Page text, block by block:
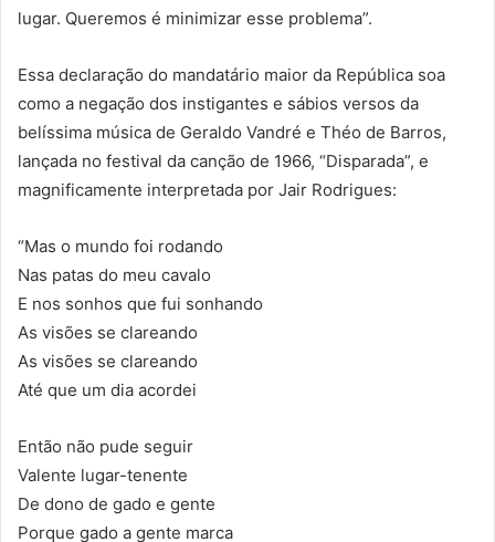
lugar. Queremos é minimizar esse problema”.
Essa declaração do mandatário maior da República soa
como a negação dos instigantes e sábios versos da
belíssima música de Geraldo Vandré e Théo de Barros,
lançada no festival da canção de 1966, “Disparada”, e
magnificamente interpretada por Jair Rodrigues:
“Mas o mundo foi rodando
Nas patas do meu cavalo
E nos sonhos que fui sonhando
As visões se clareando
As visões se clareando
Até que um dia acordei
Então não pude seguir
Valente lugar-tenente
De dono de gado e gente
Porque gado a gente marca